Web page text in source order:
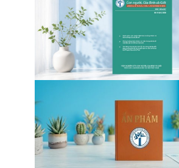
LƯỢNG CUỘC
Thông báo triệu tập thí sinh đủ
chuẩn, tham gia sát hạch trình độ
chung
Thông báo kết quả kiểm tra điều
chuẩn, văn bằng, chứng chỉ đối
Thông báo 2773/TB-KHXH về
điều kiện, tiêu chuẩn, văn bằng,
với thí